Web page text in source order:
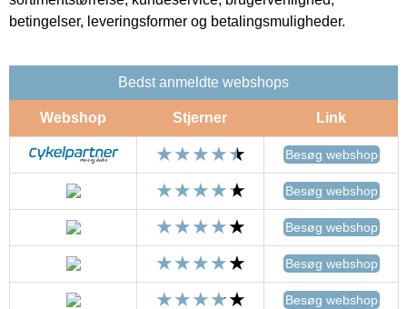
betingelser, leveringsformer og betalingsmuligheder.
Bedst anmeldte webshops
Webshop Stjerner Link
Besøg webshop
Besøg webshop
Besøg webshop
Besøg webshop
Besøg webshop